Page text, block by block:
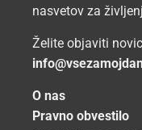
nasvetov za
Želite objaviti
O nas
Pravno obvestilo